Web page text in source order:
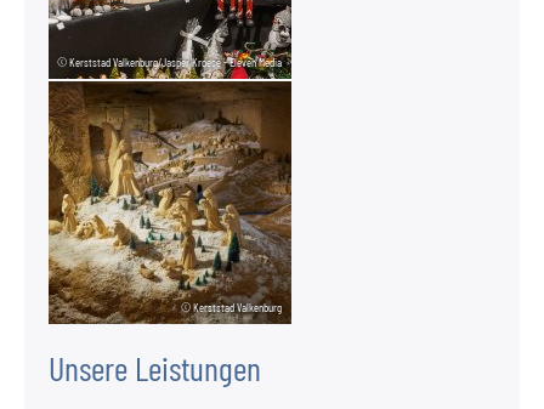
© Kerststad Valkenburg/Jasper Kroese - Eleven Media
© Kerststad Valkenburg
Unsere Leistungen